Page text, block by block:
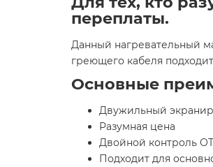
переплаты.
Данный нагревательный
греющего кабеля
Основные
Двужильный
Разумная цена
Двойной контроль
Подходит для